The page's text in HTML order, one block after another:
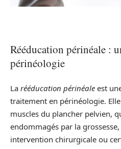
Rééducation périnéale :
périnéologie
La rééducation périnéale est
traitement en périnéologie.
muscles du plancher pelvien,
endommagés par la grossesse,
intervention chirurgicale ou